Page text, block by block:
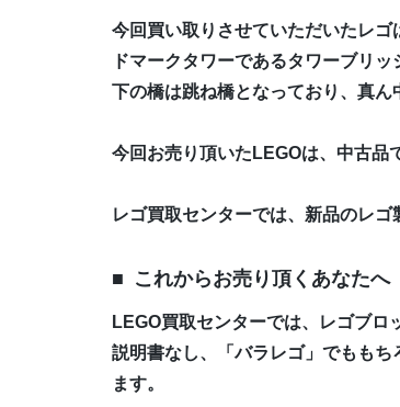
今回買い取りさせていただいたレ
ドマークタワーであるタワーブリ
下の橋は跳ね橋となっており、真
今回お売り頂いたLEGOは、中古品
レゴ買取センターでは、新品のレゴ
これからお売り頂くあなたへ
LEGO買取センターでは、レゴブロ
説明書なし、「バラレゴ」でもも
ます。